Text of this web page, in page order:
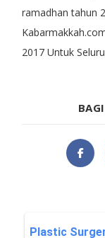
ramadhan tahun
2017 Untuk